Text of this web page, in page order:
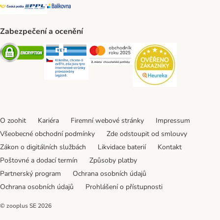
Česká pošta Shipping Method
PPL Shipping Method
Balíkovna Shipping Method
Zabezpečení a ocenění
Security Security Security
O zoohit Kariéra Firemní webové stránky
Impressum
Všeobecné obchodní podmínky
Zde odstoupit od smlouvy
Zákon o digitálních službách
Likvidace baterií
Kontakt
Poštovné a dodací termín
Způsoby platby
Partnerský program
Ochrana osobních údajů
Ochrana osobních údajů
Prohlášení o přístupnosti
© zooplus SE 2026